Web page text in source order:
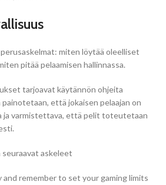
miten löytää oleelliset
pitää pelaamisen hallinnassa.
tarjoavat käytännön ohjeita
että jokaisen pelaajan on
ja varmistettava, että pelit toteutetaan
askeleet
remember to set your gaming limits